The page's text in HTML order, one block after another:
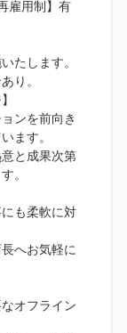
雇用制】有
たします。
り。
ンを前向き
ます。
と成果次第
。
も柔軟に対
へお気軽に
オフライン